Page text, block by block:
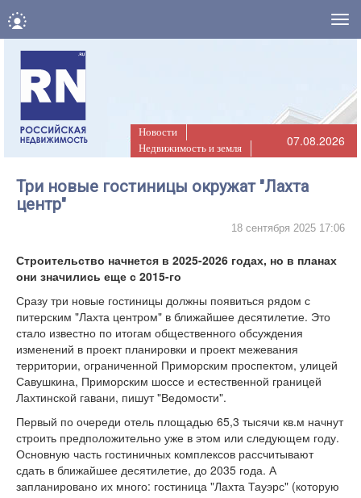
Новости
Недвижимость и земля
07.08.2026
Три новые гостиницы окружат "Лахта
центр"
18 сентября 2025 17:06
Строительство начнется в 2025-2026 годах, но в планах
они значились еще с 2015-го
Сразу три новые гостиницы должны появиться рядом с
питерским "Лахта центром" в ближайшее десятилетие. Это
стало известно по итогам общественного обсуждения
изменений в проект планировки и проект межевания
территории, ограниченной Приморским проспектом, улицей
Савушкина, Приморским шоссе и естественной границей
Лахтинской гавани, пишут "Ведомости".
Первый по очереди отель площадью 65,3 тысячи кв.м начнут
строить предположительно уже в этом или следующем году.
Основную часть гостиничных комплексов рассчитывают
сдать в ближайшее десятилетие, до 2035 года. А
запланировано их много: гостиница "Лахта Тауэрс" (которую